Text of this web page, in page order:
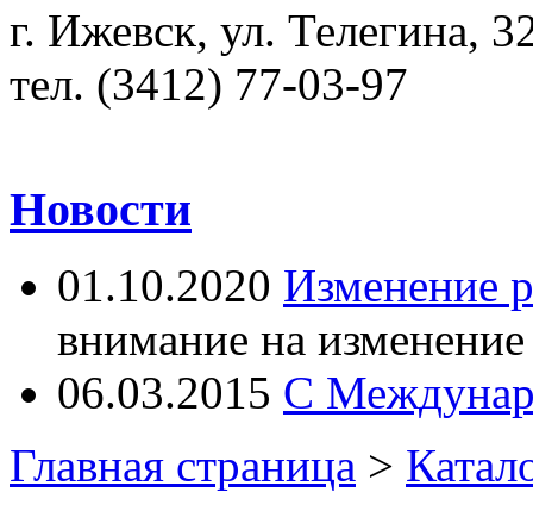
г. Ижевск, ул. Телегина,
тел. (3412) 77-03-97
Новости
01.10.2020 Изменение
внимание на
06.03.2015 С
Главная страница >